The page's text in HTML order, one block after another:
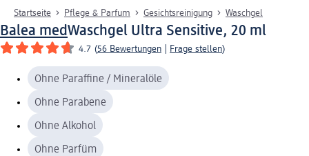
Startseite Pflege & Parfum Gesichtsreinigung Waschgel
Balea medWaschgel Ultra Sensitive, 20 ml
4.7 (56 Bewertungen Frage stellen)
Ohne Paraffine / Mineralöle
Ohne Parabene
Ohne Alkohol
Ohne Parfüm